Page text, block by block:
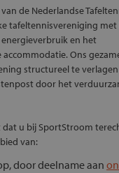
de Nederlandse
tafeltennisvereniging
en het
Ons
structureel te
door het
u bij SportStroom
van:
door deelname aan